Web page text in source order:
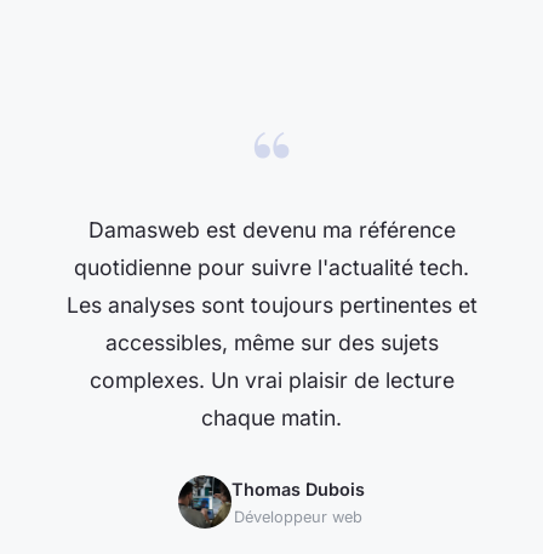
“
Damasweb est devenu ma référence
quotidienne pour suivre l'actualité tech.
Les analyses sont toujours pertinentes et
accessibles, même sur des sujets
complexes. Un vrai plaisir de lecture
chaque matin.
Thomas Dubois
Développeur web